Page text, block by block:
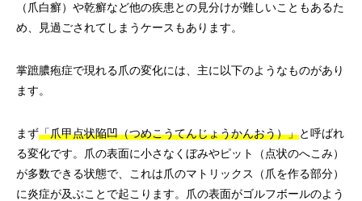
（爪白癬）や乾癬など他の疾患との見分けが難しいこともあるた
め、見過ごされてしまうケースもあります。
掌蹠膿疱症で現れる爪の変化には、主に以下のようなものがあり
ます。
まず「爪甲点状陥凹（つめこうてんじょうかんおう）」と呼ばれ
る変化です。爪の表面に小さなくぼみやピット（点状のへこみ）
が多数できる状態で、これは爪のマトリックス（爪を作る部分）
に炎症が及ぶことで起こります。爪の表面がゴルフボールのよう